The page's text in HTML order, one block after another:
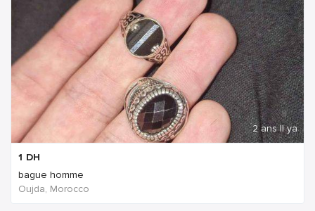
2 ans Il ya
1 DH
bague homme
Oujda, Morocco